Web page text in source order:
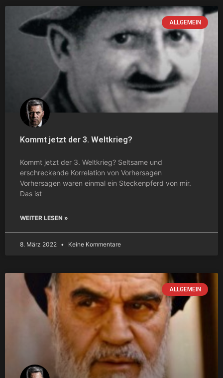
ALLGEMEIN
Kommt jetzt der 3. Weltkrieg?
Kommt jetzt der 3. Weltkrieg? Seltsame und
erschreckende Korrelation von Vorhersagen
Vorhersagen waren einmal ein Steckenpferd von mir.
Das ist
WEITER LESEN »
8. März 2022 Keine Kommentare
ALLGEMEIN